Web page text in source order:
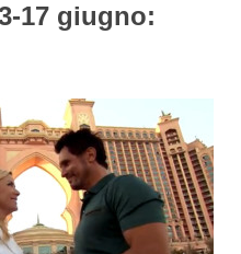
17 giugno: